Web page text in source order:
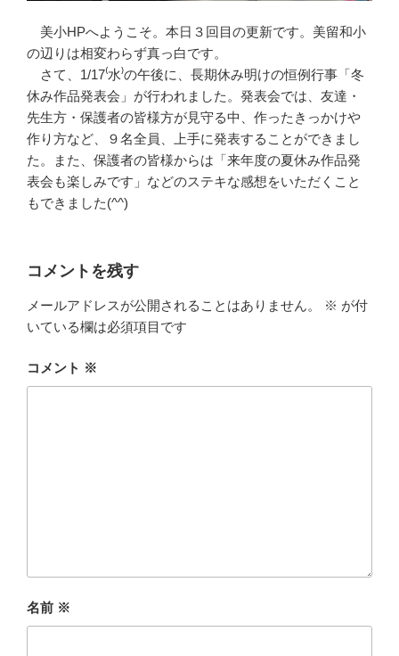
美小HPへようこそ。本日３回目の更新です。美留和小
の辺りは相変わらず真っ白です。
さて、1/17⁽水⁾の午後に、長期休み明けの恒例行事「冬
休み作品発表会」が行われました。発表会では、友達・
先生方・保護者の皆様方が見守る中、作ったきっかけや
作り方など、９名全員、上手に発表することができまし
た。また、保護者の皆様からは「来年度の夏休み作品発
表会も楽しみです」などのステキな感想をいただくこと
もできました(^^)
コメントを残す
メールアドレスが公開されることはありません。 ※ が付
いている欄は必須項目です
コメント ※
名前 ※